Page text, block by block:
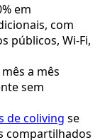
em
com
públicos, Wi-Fi,
a mês
sem
de coliving se
compartilhados